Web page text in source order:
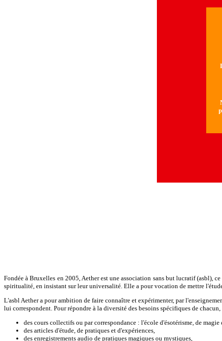
Fondée à Bruxelles en 2005, Aether est une association sans but lucratif (asbl),
spiritualité, en insistant sur leur universalité. Elle a pour vocation de mettre
L'asbl Aether a pour ambition de faire connaître et expérimenter, par
lui correspondent. Pour répondre à la diversité des besoins spécifiques de
des cours collectifs ou par correspondance : l'école d'ésotérisme, de
des articles d'étude, de pratiques et d'expériences,
des enregistrements audio de pratiques magiques ou mystiques,